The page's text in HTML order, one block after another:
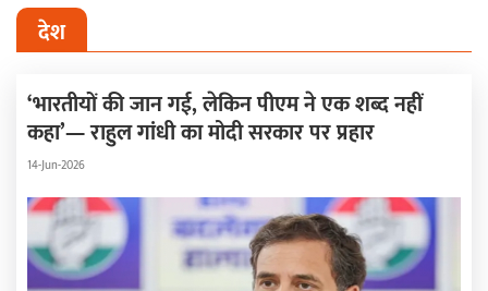
देश
‘भारतीयों की जान गई, लेकिन पीएम ने एक शब्द नहीं
कहा’— राहुल गांधी का मोदी सरकार पर प्रहार
14-Jun-2026